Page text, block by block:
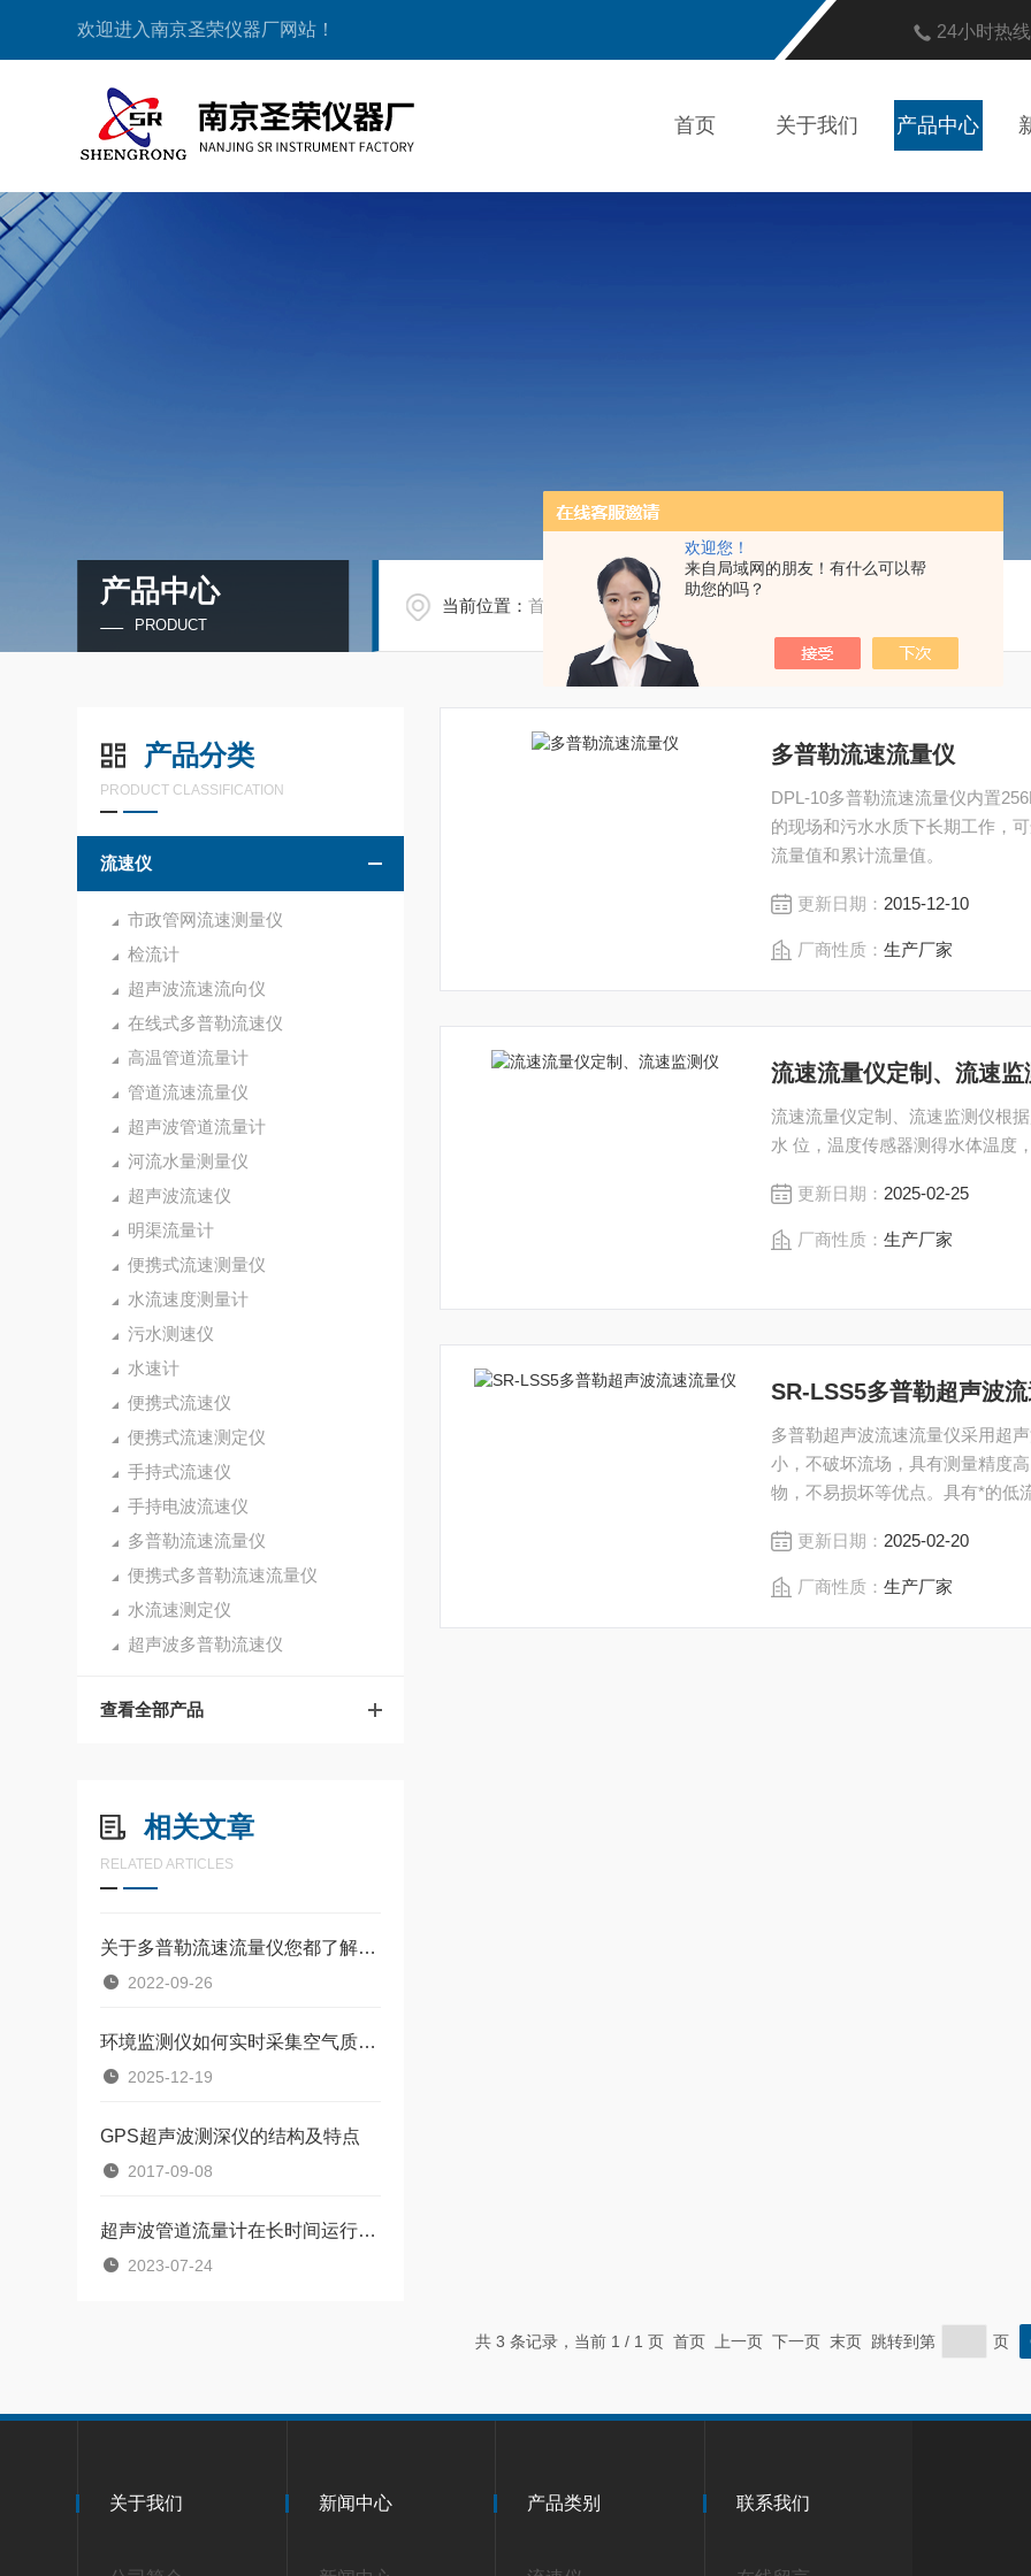
欢迎您！
来自局域网的朋友！有什么可以帮
助您的吗？
欢迎进入南京圣荣仪器厂网站！ 24小时热
首页 关于我们 产品中心
产品中心
PRODUCT
当前位置：首页 产品中心/
产品分类
PRODUCT CLASSIFICATION
流速仪
市政管网流速测量仪
检流计
超声波流速流向仪
在线式多普勒流速仪
高温管道流量计
管道流速流量仪
超声波管道流量计
河流水量测量仪
超声波流速仪
明渠流量计
便携式流速测量仪
水流速度测量计
污水测速仪
水速计
便携式流速仪
便携式流速测定仪
手持式流速仪
手持电波流速仪
多普勒流速流量仪
便携式多普勒流速流量仪
水流速测定仪
超声波多普勒流速仪
查看全部产品
相关文章
RELATED ARTICLES
关于多普勒流速流量仪您都了解吗？
2022-09-26
环境监测仪如何实时采集空气质量与水质数据​
2025-12-19
GPS超声波测深仪的结构及特点
2017-09-08
超声波管道流量计在长时间运行中需要注意哪些问题？
2023-07-24
多普勒流速流量仪
DPL-10多普勒流速流量仪内置
的现场和污水水质下长期工作，
流量值和累计流量值。
更新日期： 2015-12-10
厂商性质：生产厂家
流速流量仪定制、流速监
流速流量仪定制、流速监测仪根
水 位，温度传感器测得水体温度
更新日期： 2025-02-25
厂商性质：生产厂家
SR-LSS5多普勒超声波
多普勒超声波流速流量仪采用超
小，不破坏流场，具有测量精度
物，不易损坏等优点。具有*的低
更新日期： 2025-02-20
厂商性质：生产厂家
共 3 条记录，当前 1 / 1 页 首页 上一页 下一页 末页 跳转到第 页
关于我们 新闻中心 产品类别 联系我们